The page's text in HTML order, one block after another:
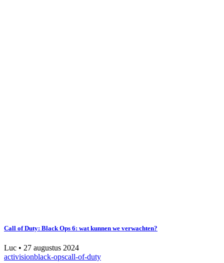
Call of Duty: Black Ops 6: wat kunnen we verwachten?
Luc • 27 augustus 2024
activisionblack-opscall-of-duty